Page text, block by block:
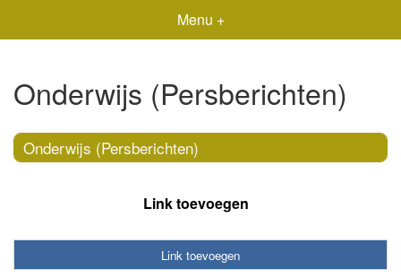
Menu +
Onderwijs (Persberichten)
Onderwijs (Persberichten)
Link toevoegen
Link toevoegen